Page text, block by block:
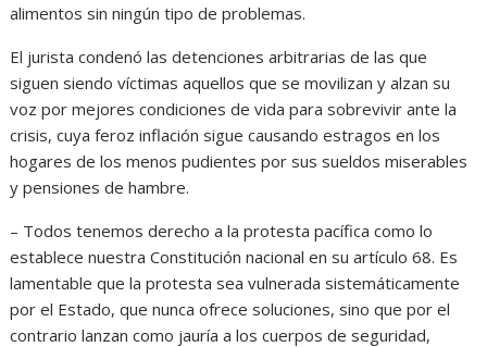
alimentos sin ningún tipo de problemas.
El jurista condenó las detenciones arbitrarias de las que
siguen siendo víctimas aquellos que se movilizan y alzan su
voz por mejores condiciones de vida para sobrevivir ante la
crisis, cuya feroz inflación sigue causando estragos en los
hogares de los menos pudientes por sus sueldos miserables
y pensiones de hambre.
– Todos tenemos derecho a la protesta pacífica como lo
establece nuestra Constitución nacional en su artículo 68. Es
lamentable que la protesta sea vulnerada sistemáticamente
por el Estado, que nunca ofrece soluciones, sino que por el
contrario lanzan como jauría a los cuerpos de seguridad,